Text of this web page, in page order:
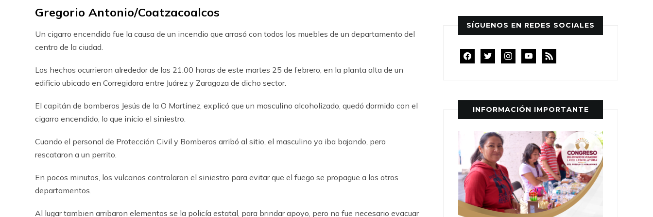
Gregorio Antonio/Coatzacoalcos
Un cigarro encendido fue la causa de un incendio que arrasó con todos los muebles de un departamento del
centro de la ciudad.
Los hechos ocurrieron alrededor de las 21:00 horas de este martes 25 de febrero, en la planta alta de un
edificio ubicado en Corregidora entre Juárez y Zaragoza de dicho sector.
El capitán de bomberos Jesús de la O Martínez, explicó que un masculino alcoholizado, quedó dormido con el
cigarro encendido, lo que inicio el siniestro.
Cuando el personal de Protección Civil y Bomberos arribó al sitio, el masculino ya iba bajando, pero
rescataron a un perrito.
En pocos minutos, los vulcanos controlaron el siniestro para evitar que el fuego se propague a los otros
departamentos.
Al lugar tambien arribaron elementos se la policía estatal, para brindar apoyo, pero no fue necesario evacuar
SÍGUENOS EN REDES SOCIALES
facebooktwitterinstagramyoutube
rss
INFORMACIÓN IMPORTANTE